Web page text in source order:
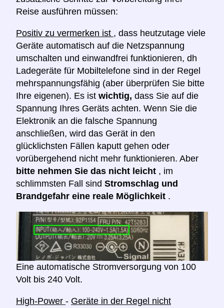
Reise ausführen müssen:
Positiv zu vermerken ist , dass heutzutage viele
Geräte automatisch auf die Netzspannung
umschalten und einwandfrei funktionieren, dh
Ladegeräte für Mobiltelefone sind in der Regel
mehrspannungsfähig (aber überprüfen Sie bitte
Ihre eigenen). Es ist wichtig, dass Sie auf die
Spannung Ihres Geräts achten. Wenn Sie die
Elektronik an die falsche Spannung
anschließen, wird das Gerät in den
glücklichsten Fällen kaputt gehen oder
vorübergehend nicht mehr funktionieren. Aber
bitte nehmen Sie das nicht leicht , im
schlimmsten Fall sind Stromschlag und
Brandgefahr eine reale Möglichkeit .
Eine automatische Stromversorgung von 100
Volt bis 240 Volt.
High-Power - Geräte in der Regel nicht